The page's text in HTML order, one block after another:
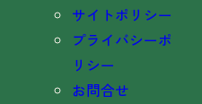
サイトポリシー
プライバシーポ
リシー
お問合せ